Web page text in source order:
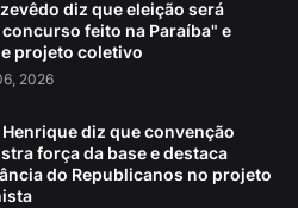
diz que eleição será
feito na Paraíba" e
projeto coletivo
2026
diz que convenção
força da base e destaca
do Republicanos no projeto